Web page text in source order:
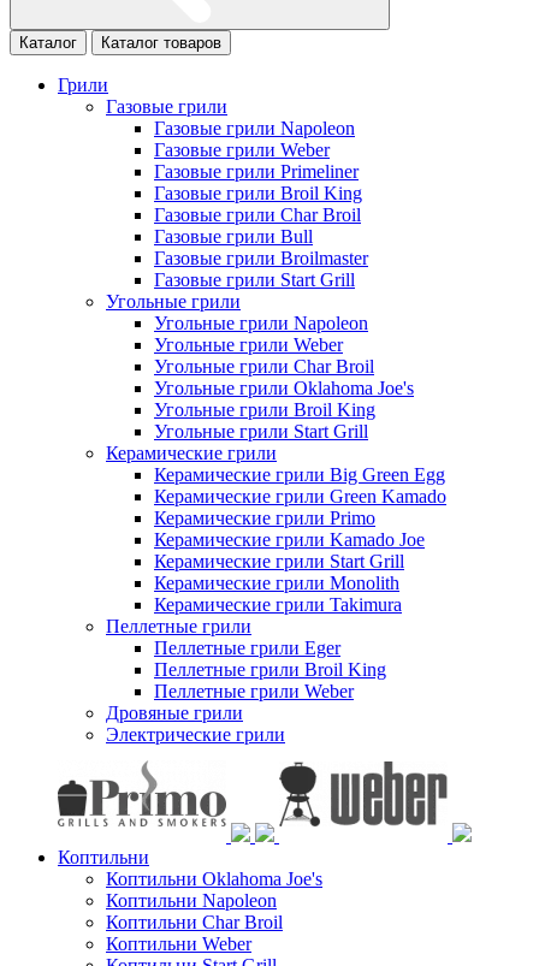
Каталог Каталог товаров
Грили
Газовые грили
Газовые грили Napoleon
Газовые грили Weber
Газовые грили Primeliner
Газовые грили Broil King
Газовые грили Char Broil
Газовые грили Bull
Газовые грили Broilmaster
Газовые грили Start Grill
Угольные грили
Угольные грили Napoleon
Угольные грили Weber
Угольные грили Char Broil
Угольные грили Oklahoma Joe's
Угольные грили Broil King
Угольные грили Start Grill
Керамические грили
Керамические грили Big Green Egg
Керамические грили Green Kamado
Керамические грили Primo
Керамические грили Kamado Joe
Керамические грили Start Grill
Керамические грили Monolith
Керамические грили Takimura
Пеллетные грили
Пеллетные грили Eger
Пеллетные грили Broil King
Пеллетные грили Weber
Дровяные грили
Электрические грили
Коптильни
Коптильни Oklahoma Joe's
Коптильни Napoleon
Коптильни Char Broil
Коптильни Weber